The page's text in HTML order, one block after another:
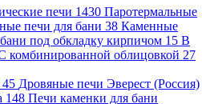
печи 1430 Паротермальные
печи для бани 38 Каменные
под обкладку кирпичом 15 В
комбинированной облицовкой 27
45 Дровяные печи Эверест (Россия)
148 Печи каменки для бани